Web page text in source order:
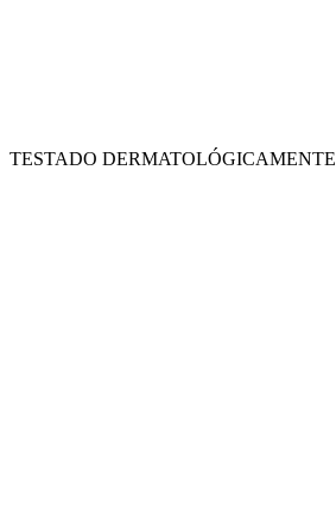
TESTADO DERMATOLÓGICAMENTE